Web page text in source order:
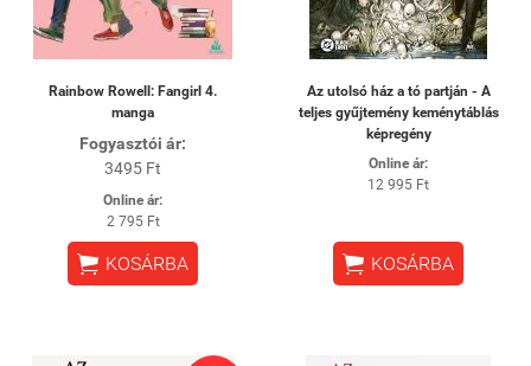
Rainbow Rowell: Fangirl 4.
manga
Fogyasztói ár:
3495 Ft
Online ár:
2 795 Ft
 KOSÁRBA
Az utolsó ház a tó partján - A
teljes gyűjtemény keménytáblás
képregény
Online ár:
12 995 Ft
 KOSÁRBA